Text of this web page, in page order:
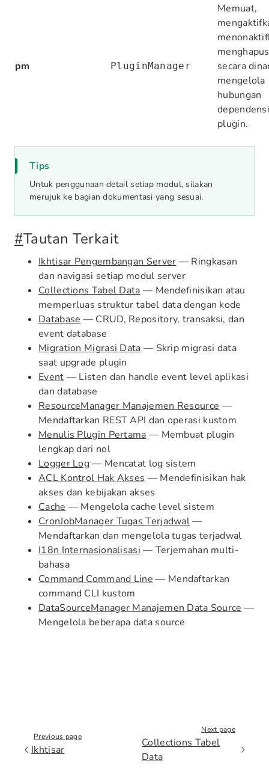
pm PluginManager
Memuat,
secara
mengelola
hubungan
plugin.
Tips
Untuk penggunaan detail setiap modul, silakan
merujuk ke bagian dokumentasi yang sesuai.
#Tautan Terkait
Ikhtisar Pengembangan Server — Ringkasan
dan navigasi setiap modul server
Collections Tabel Data — Mendefinisikan atau
memperluas struktur tabel data dengan kode
Database — CRUD, Repository, transaksi, dan
event database
Migration Migrasi Data — Skrip migrasi data
saat upgrade plugin
Event — Listen dan handle event level aplikasi
dan database
ResourceManager Manajemen Resource —
Mendaftarkan REST API dan operasi kustom
Menulis Plugin Pertama — Membuat plugin
lengkap dari nol
Logger Log— Mencatat log sistem
ACL Kontrol Hak Akses — Mendefinisikan hak
akses dan kebijakan akses
Cache — Mengelola cache level sistem
CronJobManager Tugas Terjadwal—
Mendaftarkan dan mengelola tugas terjadwal
I18n Internasionalisasi — Terjemahan multi-
bahasa
Command Command Line — Mendaftarkan
command CLI kustom
DataSourceManager Manajemen Data Source —
Mengelola beberapa data source
Previous page
Ikhtisar
Next page
Collections Tabel
Data